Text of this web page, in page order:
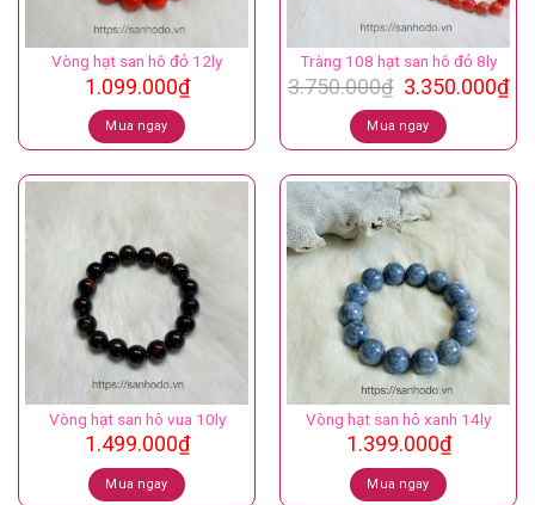
Vòng hạt san hô đỏ 12ly
1.099.000₫
Mua ngay
Tràng 108 hạt san hô đỏ 8ly
3.750.000₫ Giá
gốc
là:
3.750.000₫.
3.350.000₫
là:
Mua ngay
Vòng hạt san hô vua 10ly
1.499.000₫
Mua ngay
Vòng hạt san hô xanh 14ly
1.399.000₫
Mua ngay